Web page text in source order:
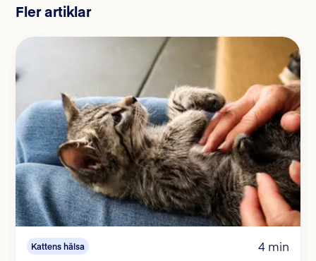
Fler artiklar
Kattens hälsa 4 min